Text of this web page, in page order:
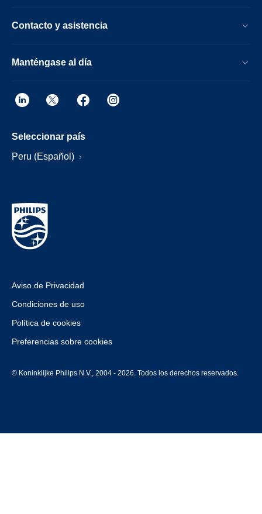
Contacto y asistencia
Manténgase al día
Seleccionar país
Peru (Español)
Aviso de Privacidad
Condiciones de uso
Política de cookies
Preferencias sobre cookies
© Koninklijke Philips N.V., 2004 - 2026. Todos los derechos reservados.